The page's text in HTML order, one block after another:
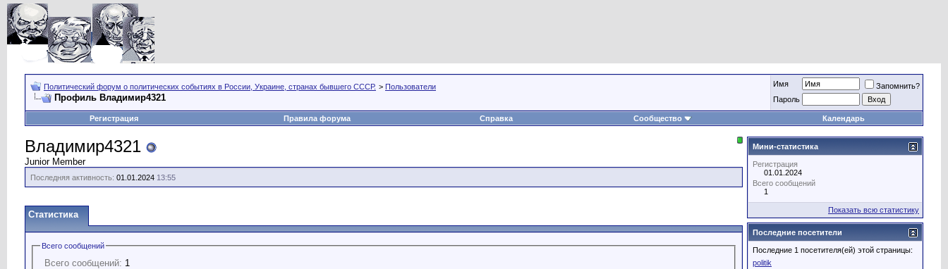
Политический форум о политических событиях в России, Украине, странах бывшего СССР. > Пользователи
Профиль Владимир4321
Имя
Запомнить?
Пароль
Регистрация Правила форума Справка Сообщество Календарь
Владимир4321
Junior Member
Последняя активность: 01.01.2024 13:55
Статистика
Всего сообщений
Всего сообщений: 1
Мини-статистика
Регистрация
01.01.2024
Всего сообщений
1
Показать всю статистику
Последние посетители
Последние 1 посетителя(ей) этой страницы:
politik